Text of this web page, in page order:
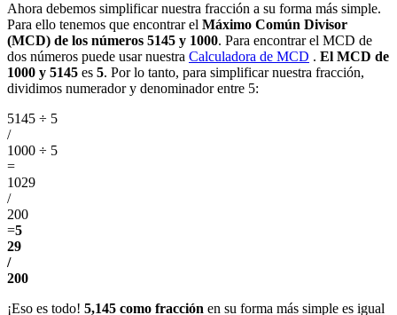
Ahora debemos simplificar nuestra fracción a su forma más simple.
Para ello tenemos que encontrar el Máximo Común Divisor
(MCD) de los números 5145 y 1000. Para encontrar el MCD de
dos números puede usar nuestra Calculadora de MCD . El MCD de
1000 y 5145 es 5. Por lo tanto, para simplificar nuestra fracción,
dividimos numerador y denominador entre 5:
5145 ÷ 5
/
1000 ÷ 5
=
1029
/
200
=5
29
/
200
¡Eso es todo! 5,145 como fracción en su forma más simple es igual